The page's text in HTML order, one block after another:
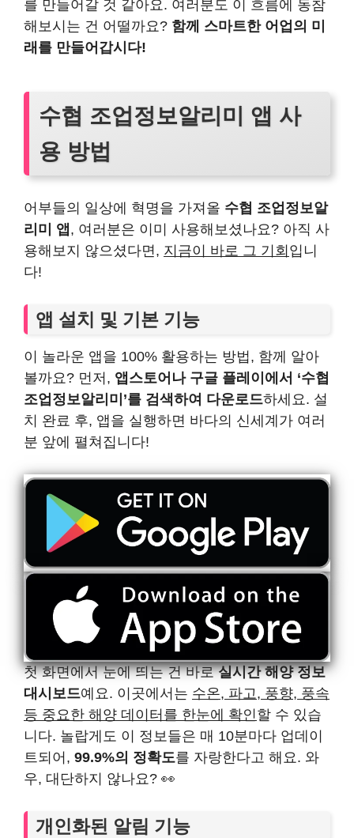
를 만들어갈 것 같아요. 여러분도 이 흐름에 동참
해보시는 건 어떨까요? 함께 스마트한 어업의 미
래를 만들어갑시다!
수협 조업정보알리미 앱 사
용 방법
어부들의 일상에 혁명을 가져올 수협 조업정보알
리미 앱 , 여러분은 이미 사용해보셨나요? 아직 사
용해보지 않으셨다면, 지금이 바로 그 기회 입니
다!
앱 설치 및 기본 기능
이 놀라운 앱을 100% 활용하는 방법, 함께 알아
볼까요? 먼저, 앱스토어나 구글 플레이에서 ‘수협
조업정보알리미’를 검색하여 다운로드하세요. 설
치 완료 후, 앱을 실행하면 바다의 신세계가 여러
분 앞에 펼쳐집니다!
첫 화면에서 눈에 띄는 건 바로실시간 해양 정보
대시보드예요. 이곳에서는 수온, 파고, 풍향, 풍속
등 중요한 해양 데이터를 한눈에 확인할 수 있습
니다. 놀랍게도 이 정보들은 매 10분마다 업데이
트되어, 99.9%의 정확도를 자랑한다고 해요. 와
우, 대단하지 않나요? 👀
개인화된 알림 기능